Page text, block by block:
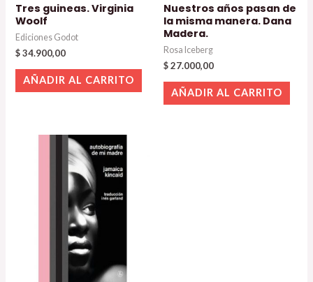
Tres guineas. Virginia
Woolf
Ediciones Godot
$34.900,00
AÑADIR AL CARRITO
Nuestros años pasan de
la misma manera. Dana
Madera.
Rosa Iceberg
$27.000,00
AÑADIR AL CARRITO